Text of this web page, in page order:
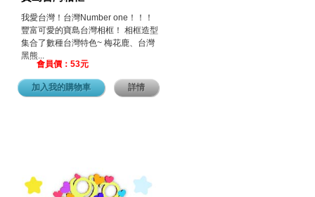
我愛台灣！台灣Number one！！！
豐富可愛的寶島台灣相框！ 相框造型
集合了數種台灣特色~ 梅花鹿、台灣
黑熊...
會員價：53元
加入我的購物車 詳情